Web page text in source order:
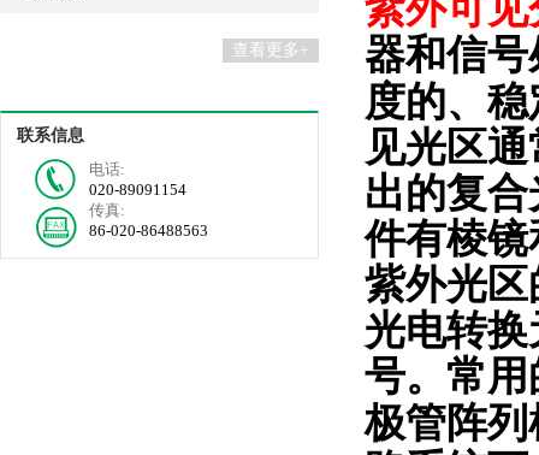
查看更多+
联系信息
电话:
020-89091154
传真:
86-020-86488563
紫外可
器和信
度的、
见光区
出的复
件有棱
紫外光
光电转
号。常
极管阵